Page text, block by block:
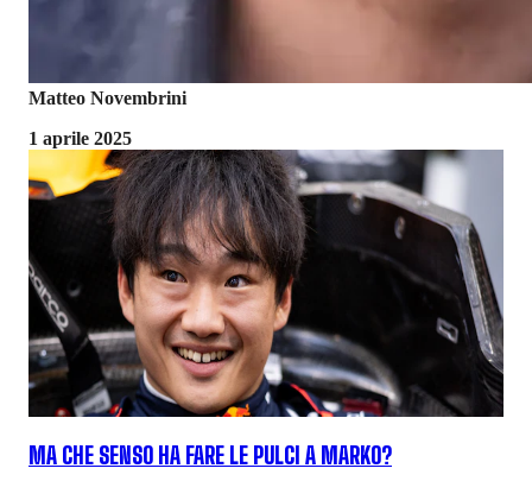
Matteo Novembrini
1 aprile 2025
MA CHE SENSO HA FARE LE PULCI A MARKO?